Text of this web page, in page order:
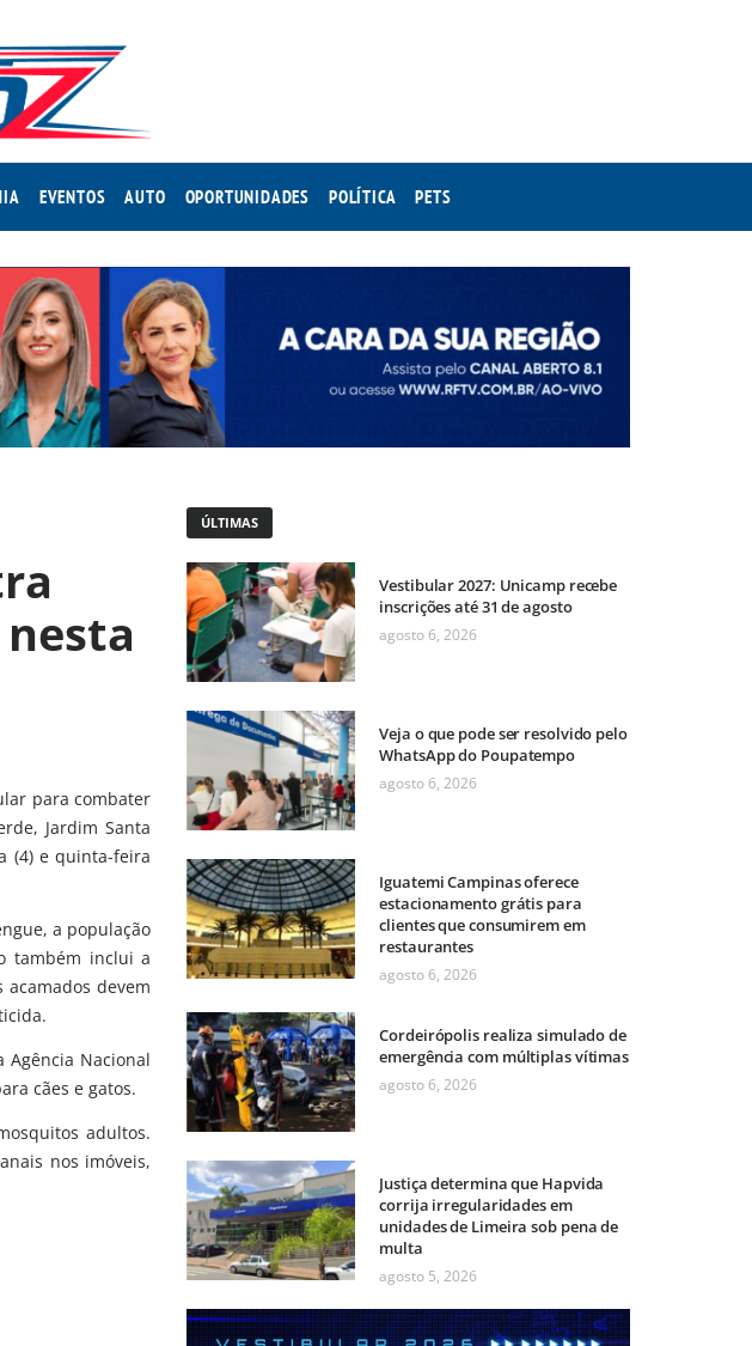
EVENTOS AUTO OPORTUNIDADES POLÍTICA PETS
para combater
Jardim Santa
(4) e quinta-feira
a população
também inclui a
acamados devem
Nacional
cães e gatos.
adultos.
nos imóveis,
ÚLTIMAS
Vestibular 2027: Unicamp recebe
inscrições até 31 de agosto
agosto 6, 2026
Veja o que pode ser resolvido pelo
WhatsApp do Poupatempo
agosto 6, 2026
Iguatemi Campinas oferece
estacionamento grátis para
clientes que consumirem em
restaurantes
agosto 6, 2026
Cordeirópolis realiza simulado de
emergência com múltiplas vítimas
agosto 6, 2026
Justiça determina que Hapvida
corrija irregularidades em
unidades de Limeira sob pena de
multa
agosto 5, 2026